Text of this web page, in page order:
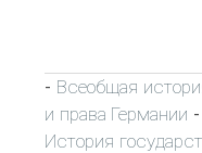
- Всеобщая
и права Германии -
История